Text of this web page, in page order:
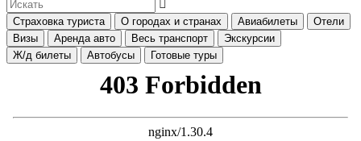
Страховка туриста О городах и странах Авиабилеты
Отели
Визы
Аренда авто Весь транспорт
Экскурсии
Ж/д билеты
Автобусы Готовые туры